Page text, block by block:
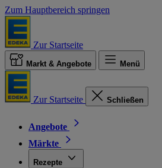
Zum Hauptbereich springen
Zur Startseite
Markt & Angebote Menü
Zur Startseite Schließen
Angebote
Märkte
Rezepte